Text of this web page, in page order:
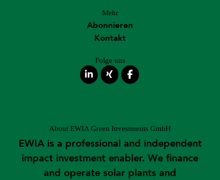
Mehr
Abonnieren
Kontakt
Folge uns
About EWIA Green Investments GmbH
EWIA is a professional and independent
impact investment enabler. We finance
and operate solar plants and